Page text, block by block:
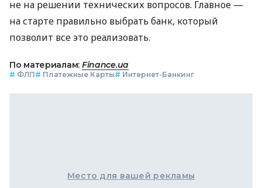
не на решении технических вопросов. Главное —
на старте правильно выбрать банк, который
позволит все это реализовать.
По материалам: Finance.ua
# ФЛП# Платежные Карты# Интернет-Банкинг
Место для вашей рекламы